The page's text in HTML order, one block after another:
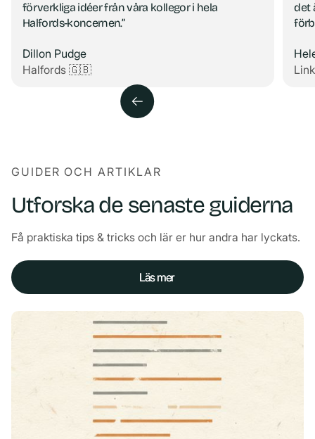
förverkliga idéer från våra kollegor i hela
Halfords-koncernen.”
Dillon Pudge
Halfords 🇬🇧
det
GUIDER OCH ARTIKLAR
Utforska de senaste guiderna
Få praktiska tips & tricks och lär er hur andra har lyckats.
Läs mer
Läs mer